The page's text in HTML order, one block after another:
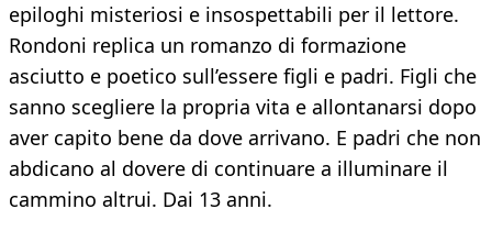
epiloghi misteriosi e insospettabili per il lettore.
Rondoni replica un romanzo di formazione
asciutto e poetico sull’essere figli e padri. Figli che
sanno scegliere la propria vita e allontanarsi dopo
aver capito bene da dove arrivano. E padri che non
abdicano al dovere di continuare a illuminare il
cammino altrui. Dai 13 anni.